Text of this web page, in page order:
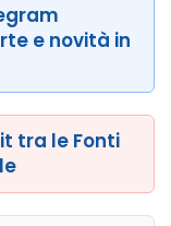
e novità in
tra le Fonti